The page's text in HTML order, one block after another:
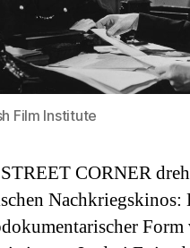
Film Institute
CORNER
Nachkriegskinos: